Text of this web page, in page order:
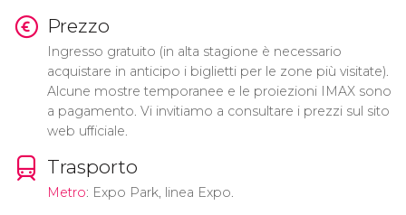
Prezzo
Ingresso gratuito (in alta stagione è necessario
acquistare in anticipo i biglietti per le zone più visitate).
Alcune mostre temporanee e le proiezioni IMAX sono
a pagamento. Vi invitiamo a consultare i prezzi sul sito
web ufficiale.
Trasporto
Metro: Expo Park, linea Expo.